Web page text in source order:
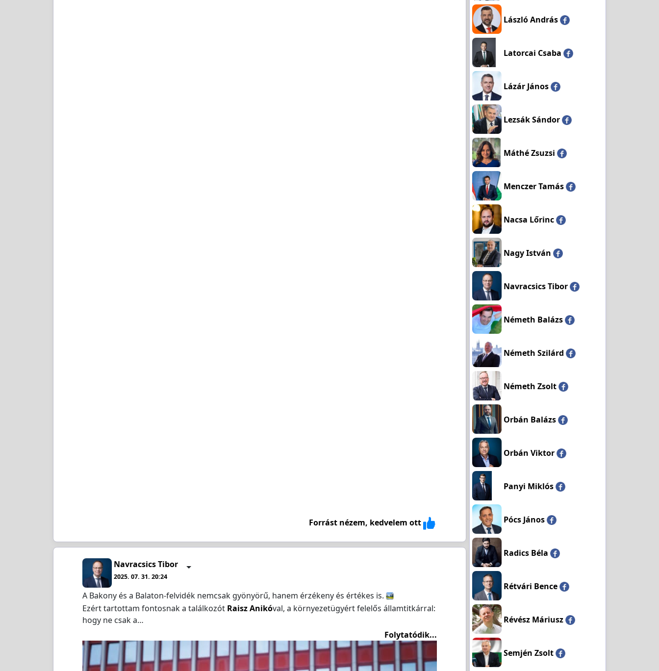
Forrást nézem, kedvelem ott
Navracsics Tibor
2025. 07. 31. 20:24
A Bakony és a Balaton-felvidék nemcsak gyönyörű, hanem érzékeny és értékes is.
Ezért tartottam fontosnak a találkozót Raisz Anikóval, a környezetügyért felelős államtitkárral:
hogy ne csak a…
Folytatódik...
László András
Latorcai Csaba
Lázár János
Lezsák Sándor
Máthé Zsuzsi
Menczer Tamás
Nacsa Lőrinc
Nagy István
Navracsics Tibor
Németh Balázs
Németh Szilárd
Németh Zsolt
Orbán Balázs
Orbán Viktor
Panyi Miklós
Pócs János
Radics Béla
Rétvári Bence
Révész Máriusz
Semjén Zsolt